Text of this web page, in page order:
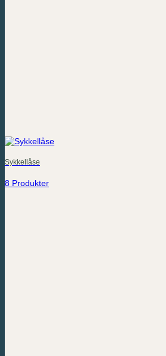
Sykkellåse
8 Produkter